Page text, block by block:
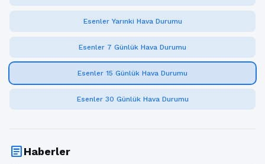
Esenler Yarınki Hava Durumu
Esenler 7 Günlük Hava Durumu
Esenler 15 Günlük Hava Durumu
Esenler 30 Günlük Hava Durumu
articleHaberler